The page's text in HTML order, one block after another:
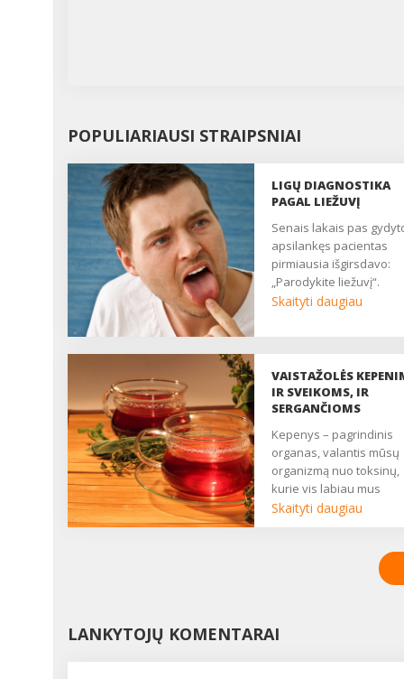
POPULIARIAUSI STRAIPSNIAI
LIGŲ DIAGNOSTIKA
PAGAL LIEŽUVĮ
Senais lakais pas gydytoją
apsilankęs pacientas
pirmiausia išgirsdavo:
„Parodykite liežuvį“.
Gydytojas iš visų pusių
diagnozę. Senovės
gydytojai liežuvį pelnytai
laikė organizmo
ir pagal liežuvio
pakitimus mokėjo gana
tiksliai diagnozuoti
organų sutrikimus dar
atsirandant pirmiesiems
ligos simptomams. ...
Skaityti daugiau
VAISTAŽOLĖS
IR SVEIKOMS, IR
SERGANČIOMS
Kepenys – pagrindinis
organas, valantis mūsų
organizmą nuo toksinų,
kurie vis labiau mus
atakuoja. Toks jau
infekcijos, stresas. O
Visa tai – dažno iš mūsų
Skaityti daugiau
LANKYTOJŲ KOMENTARAI